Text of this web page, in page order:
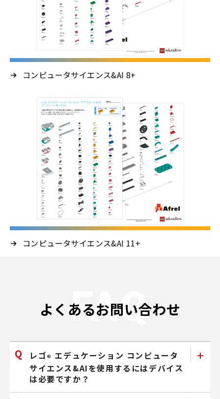
コンピュータサイエンス&AI 8+
コンピュータサイエンス&AI 11+
FAQ
よくあるお問い合わせ
レゴ® エデュケーション コンピュータ
サイエンス&AIを使用するにはデバイス
は必要ですか？